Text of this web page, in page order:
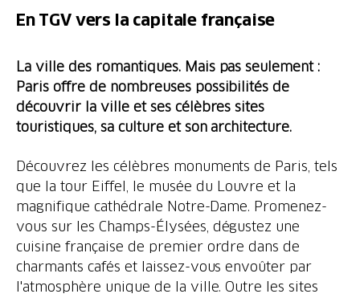
En TGV vers la capitale française
La ville des romantiques. Mais pas seulement :
Paris offre de nombreuses possibilités de
découvrir la ville et ses célèbres sites
touristiques, sa culture et son architecture.
Découvrez les célèbres monuments de Paris, tels
que la tour Eiffel, le musée du Louvre et la
magnifique cathédrale Notre-Dame. Promenez-
vous sur les Champs-Élysées, dégustez une
cuisine française de premier ordre dans de
charmants cafés et laissez-vous envoûter par
l'atmosphère unique de la ville. Outre les sites